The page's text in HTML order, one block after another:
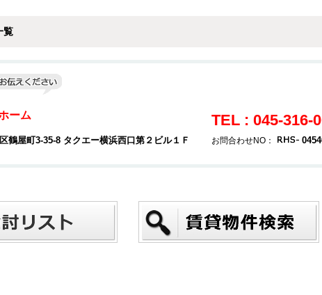
覧
ーム
鶴屋町3-35-8 タクエー横浜西口第２ビル１Ｆ
TEL : 045-316-
お問合わせNO：